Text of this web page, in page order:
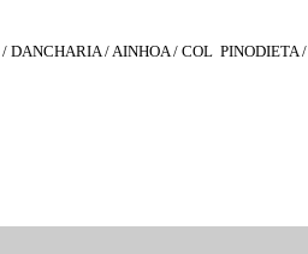
/ AINHOA / COL PINODIETA /